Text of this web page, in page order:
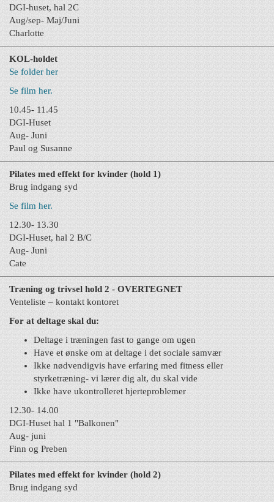
DGI-huset, hal 2C
Aug/sep- Maj/Juni
Charlotte
KOL-holdet
Se folder her
Se film her.
10.45- 11.45
DGI-Huset
Aug- Juni
Paul og Susanne
Pilates med effekt for kvinder (hold 1)
Brug indgang syd
Se film her.
12.30- 13.30
DGI-Huset, hal 2 B/C
Aug- Juni
Cate
Træning og trivsel hold 2 - OVERTEGNET
Venteliste – kontakt kontoret
For at deltage skal du:
Deltage i træningen fast to gange om ugen
Have et ønske om at deltage i det sociale samvær
Ikke nødvendigvis have erfaring med fitness eller
styrketræning- vi lærer dig alt, du skal vide
Ikke have ukontrolleret hjerteproblemer
12.30- 14.00
DGI-Huset hal 1 "Balkonen"
Aug- juni
Finn og Preben
Pilates med effekt for kvinder (hold 2)
Brug indgang syd